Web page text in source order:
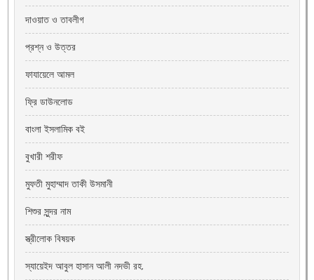
দাওয়াত ও তাবলীগ
প্রশ্ন ও উত্তর
ফাযায়েলে আমল
ফ্রি ডাউনলোড
বাংলা ইসলামিক বই
বুখারী শরীফ
মুফতী মুহাম্মাদ তাকী উসমানী
শিশুর সুন্দর নাম
স্ত্রীলোক বিষয়ক
স্যায়েইদ আবুল হাসান আলী নদভী রহ.